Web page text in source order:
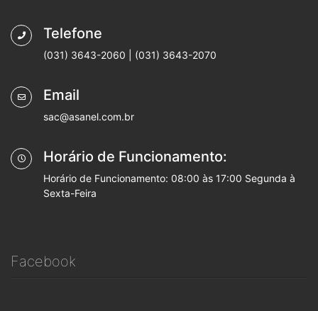
Telefone
(031) 3643-2060 | (031) 3643-2070
Email
sac@asanel.com.br
Horário de Funcionamento:
Horário de Funcionamento: 08:00 às 17:00 Segunda à
Sexta-Feira
Facebook